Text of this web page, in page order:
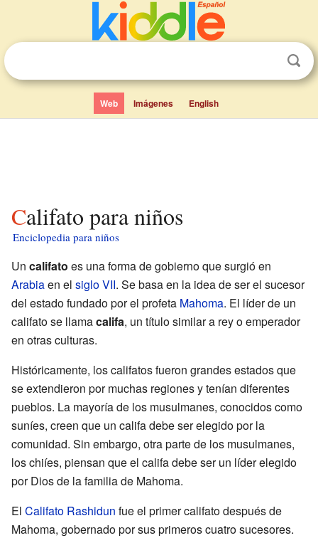
Web Imágenes English
Califato para niños
Enciclopedia para niños
Un califato es una forma de gobierno que surgió en
Arabiaen el siglo VII. Se basa en la idea de ser el sucesor
del estado fundado por el profeta Mahoma. El líder de un
califato se llamacalifa, un título similar a rey o emperador
en otras culturas.
Históricamente, los califatos fueron grandes estados que
se extendieron por muchas regiones y tenían diferentes
pueblos. La mayoría de los musulmanes, conocidos como
suníes, creen que un califa debe ser elegido por la
comunidad. Sin embargo, otra parte de los musulmanes,
los chiíes, piensan que el califa debe ser un líder elegido
por Dios de la familia de Mahoma.
El Califato Rashidun fue el primer califato después de
Mahoma, gobernado por sus primeros cuatro sucesores.